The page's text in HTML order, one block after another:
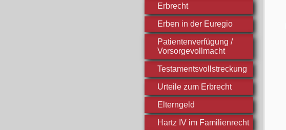
Erbrecht
Erben in der Euregio
Patientenverfügung /
Vorsorgevollmacht
Testamentsvollstreckung
Urteile zum Erbrecht
Elterngeld
Hartz IV im Familienrecht